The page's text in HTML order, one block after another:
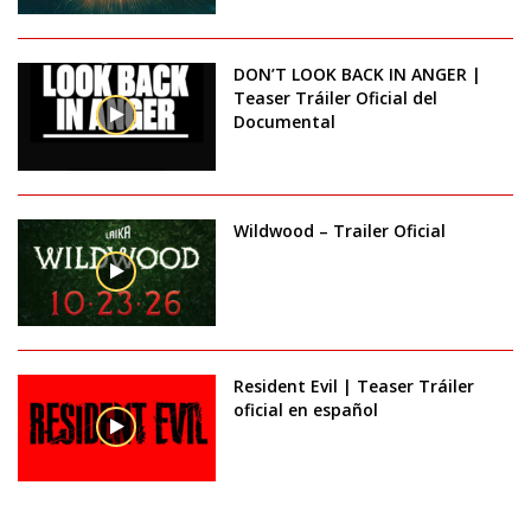
DON’T LOOK BACK IN ANGER |
Teaser Tráiler Oficial del
Documental
Wildwood – Trailer Oficial
Resident Evil | Teaser Tráiler
oficial en español